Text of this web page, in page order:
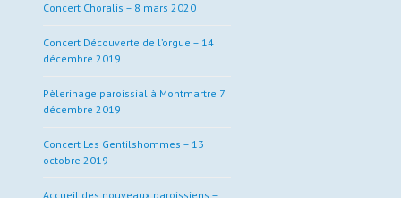
Concert Choralis – 8 mars 2020
Concert Découverte de l’orgue – 14
décembre 2019
Pèlerinage paroissial à Montmartre 7
décembre 2019
Concert Les Gentilshommes – 13
octobre 2019
Accueil des nouveaux paroissiens –